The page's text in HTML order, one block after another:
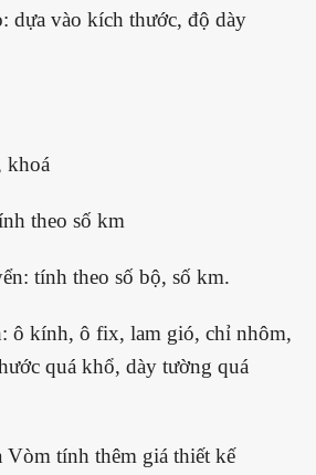
dựa vào kích thước, độ dày
khoá
theo số km
tính theo số bộ, số km.
ô kính, ô fix, lam gió, chỉ nhôm,
quá khổ, dày tường quá
tính thêm giá thiết kế